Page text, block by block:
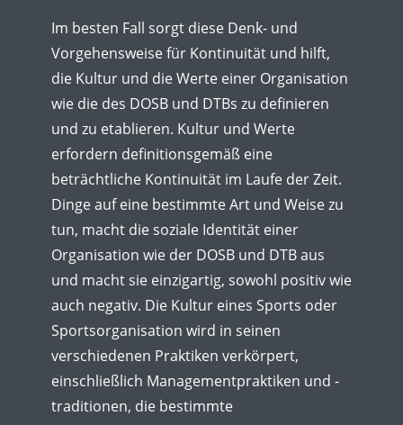
Im besten Fall sorgt diese Denk- und
Vorgehensweise für Kontinuität und hilft,
die Kultur und die Werte einer Organisation
wie die des DOSB und DTBs zu definieren
und zu etablieren. Kultur und Werte
erfordern definitionsgemäß eine
beträchtliche Kontinuität im Laufe der Zeit.
Dinge auf eine bestimmte Art und Weise zu
tun, macht die soziale Identität einer
Organisation wie der DOSB und DTB aus
und macht sie einzigartig, sowohl positiv wie
auch negativ. Die Kultur eines Sports oder
Sportsorganisation wird in seinen
verschiedenen Praktiken verkörpert,
einschließlich Managementpraktiken und -
traditionen, die bestimmte